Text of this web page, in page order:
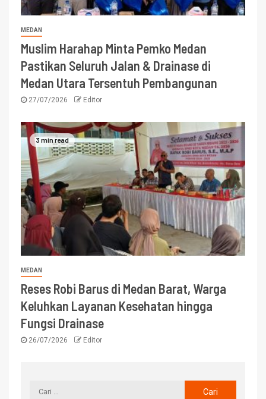
MEDAN
Muslim Harahap Minta Pemko Medan
Pastikan Seluruh Jalan & Drainase di
Medan Utara Tersentuh Pembangunan
27/07/2026 Editor
3 min read
MEDAN
Reses Robi Barus di Medan Barat, Warga
Keluhkan Layanan Kesehatan hingga
Fungsi Drainase
26/07/2026 Editor